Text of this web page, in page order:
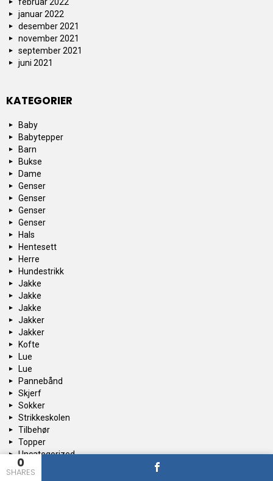
0
SHARES
januar 2022
desember 2021
november 2021
september 2021
juni 2021
KATEGORIER
Baby
Babytepper
Barn
Bukse
Dame
Genser
Genser
Genser
Genser
Hals
Hentesett
Herre
Hundestrikk
Jakke
Jakke
Jakke
Jakker
Jakker
Kofte
Lue
Lue
Pannebånd
Skjerf
Sokker
Strikkeskolen
Tilbehør
Topper
Uncategorized
Unisex